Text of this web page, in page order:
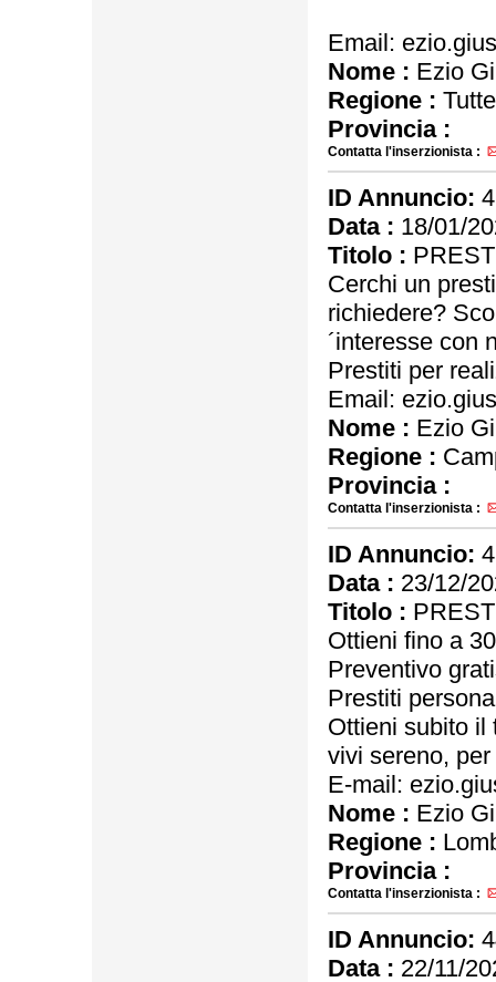
Email:
Nome : Ezio
Regione :
Provincia :
Contatta l'inserzionista :
ID Annuncio:
Data : 18/01/
Titolo :
Cerchi un
richiedere?
´interesse con
Prestiti per
Email:
Nome : Ezio
Regione :
Provincia :
Contatta l'inserzionista :
ID Annuncio:
Data : 23/12/
Titolo :
Ottieni fino a
Preventivo
Prestiti
Ottieni subito il
vivi sereno, per
E-mail:
Nome : Ezio
Regione :
Provincia :
Contatta l'inserzionista :
ID Annuncio:
Data : 22/11/